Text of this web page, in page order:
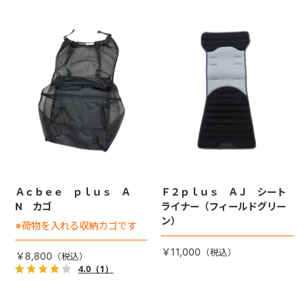
Ａｃｂｅｅ ｐｌｕｓ Ａ
N カゴ
※荷物を入れる収納カゴです
￥8,800
4.0（1）
Ｆ２ｐｌｕｓ ＡＪ シート
ライナー（フィールドグリー
ン）
￥11,000